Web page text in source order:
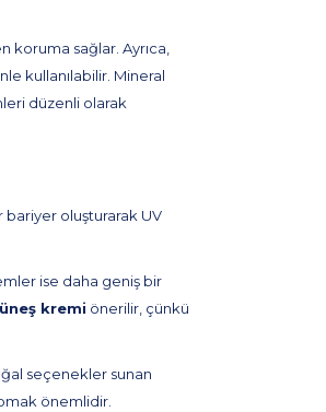
koruma sağlar. Ayrıca,
kullanılabilir. Mineral
düzenli olarak
oluşturarak UV
ise daha geniş bir
kremi önerilir, çünkü
seçenekler sunan
önemlidir.